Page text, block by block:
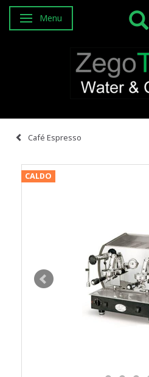
Attiva/disattiva navigazione
Menu
Café Espresso
CALDO